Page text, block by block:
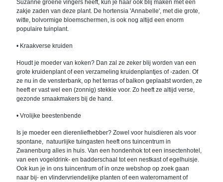
Suzanne groene vingers heeft, kun je haar ook blij maken met een
zakje zaden van deze plant. De hortensia 'Annabelle', met die grote,
witte, bolvormige bloemschermen, is ook nog altijd een enorm
populaire tuinplant.
• Kraakverse kruiden
Houdt je moeder van koken? Dan zal ze zeker blij worden van een
grote kruidenplant of een verzameling kruidenplantjes of -zaden. Of
ze nu in de vensterbank, op het terras of balkon geplaatst worden, ze
heeft er vast wel een (zonnig) stekkie voor. Zo heeft ze altijd verse,
gezonde smaakmakers bij de hand.
• Vrolijke beestenbende
Is je moeder een dierenliefhebber? Zowel voor huisdieren als voor
spontane, natuurlijke tuingasten heeft ons tuincentrum in
Zwanenburg alles in huis. Van een hondenhok tot een insectenhotel,
van een vogeldrink- en badderschaal tot een nestkast of egelhuisje.
Ook kun je in ons tuincentrum of in onze webshop op zoek gaan
naar bij- en vlindervriendelijke planten of een waterornament of